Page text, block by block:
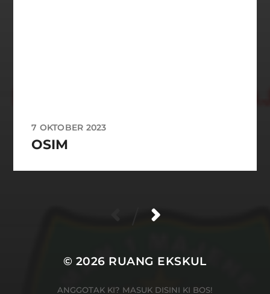
7 OKTOBER 2023
OSIM
© 2026 RUANG EKSKUL
ANGGOTAK KI? MASUK DISINI KI BOS!